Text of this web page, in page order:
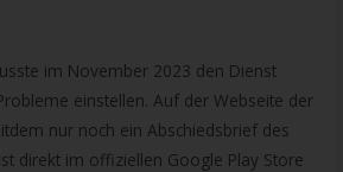
im November 2023 den Dienst
einstellen. Auf der Webseite der
nur noch ein Abschiedsbrief des
direkt im offiziellen Google Play Store